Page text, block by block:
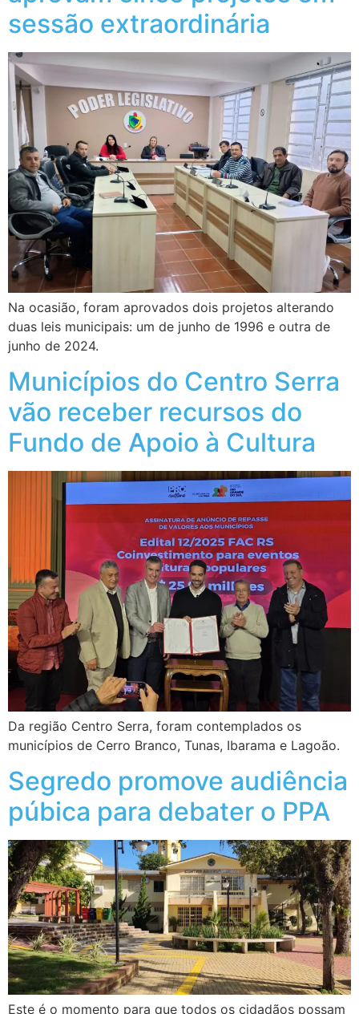
sessão extraordinária
Na ocasião, foram aprovados dois projetos alterando
duas leis municipais: um de junho de 1996 e outra de
junho de 2024.
Municípios do Centro Serra
vão receber recursos do
Fundo de Apoio à Cultura
Da região Centro Serra, foram contemplados os
municípios de Cerro Branco, Tunas, Ibarama e Lagoão.
Segredo promove audiência
púbica para debater o PPA
Este é o momento para que todos os cidadãos possam